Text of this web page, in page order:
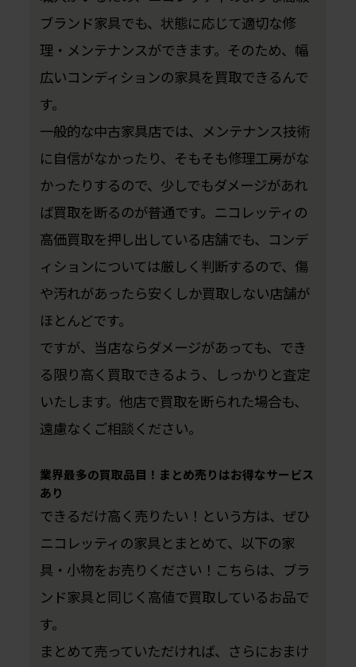
ブランド家具でも、状態に応じて適切な修
理・メンテナンスができます。そのため、幅
広いコンディションの家具を買取できるんで
す。
一般的な中古家具店では、メンテナンス技術
に自信がなかったり、そもそも修理工房がな
かったりするので、少しでもダメージがあれ
ば買取を断るのが普通です。ニコレッティの
高価買取を押し出している店舗でも、コンデ
ィションについては厳しく判断するので、傷
や汚れがあったら安くしか買取しない店舗が
ほとんどです。
ですが、当店ならダメージがあっても、でき
る限り高く買取できるよう、しっかりと査定
いたします。他店で買取を断られた場合も、
遠慮なくご相談ください。
業界最多の買取品目！まとめ売りはお得なサービス
あり
できるだけ高く売りたい！という方は、ぜひ
ニコレッティの家具とまとめて、以下の家
具・小物をお売りください！こちらは、ブラ
ンド家具と同じく高値で買取しているお品で
す。
まとめて売っていただければ、さらにおまけ